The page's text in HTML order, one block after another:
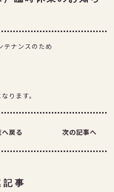
テナンスのため
ります。
戻る 次の記事へ
記事